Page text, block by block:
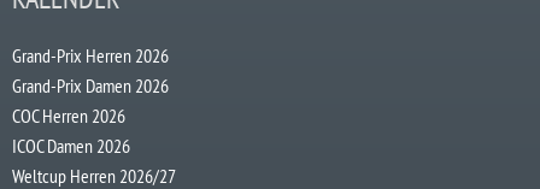
Grand-Prix Herren 2026
Grand-Prix Damen 2026
COC Herren 2026
ICOC Damen 2026
Weltcup Herren 2026/27